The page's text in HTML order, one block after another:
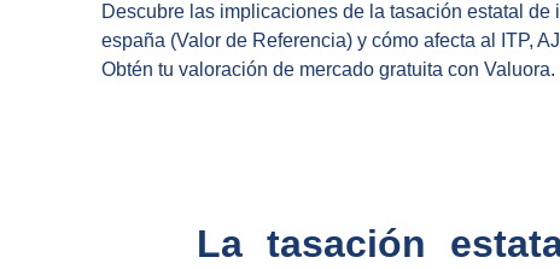
Descubre las implicaciones de la tasación estatal de
españa (Valor de Referencia) y cómo afecta al ITP,
Obtén tu valoración de mercado gratuita con Valuora.
La tasación